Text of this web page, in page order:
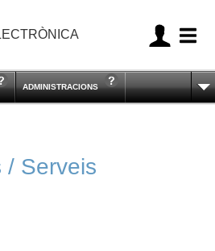
ADMINISTRACIONS
/ Serveis